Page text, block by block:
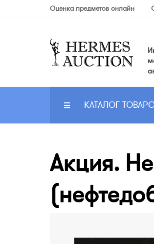
Оценка предметов онлайн
КАТАЛОГ
Акция.